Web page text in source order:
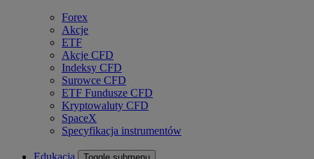
Forex
Akcje
ETF
Akcje CFD
Indeksy CFD
Surowce CFD
ETF Fundusze CFD
Kryptowaluty CFD
SpaceX
Specyfikacja instrumentów
Edukacja